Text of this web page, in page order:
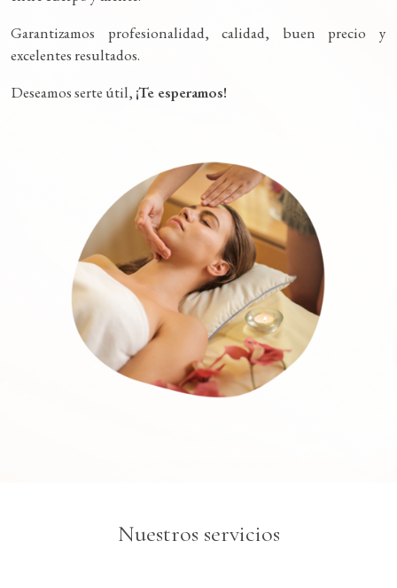
Garantizamos profesionalidad, calidad, buen precio y
excelentes resultados.
Deseamos serte útil, ¡Te esperamos!
Nuestros servicios